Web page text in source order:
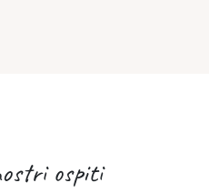
ospiti